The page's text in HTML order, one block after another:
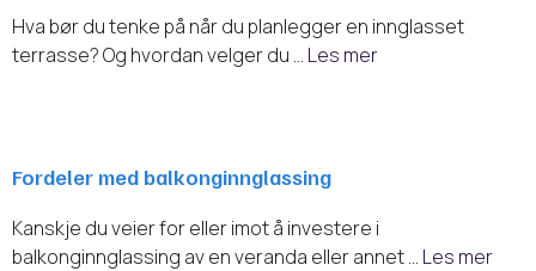
Hva bør du tenke på når du planlegger en innglasset
terrasse? Og hvordan velger du … Les mer
Fordeler med balkonginnglassing
Kanskje du veier for eller imot å investere i
balkonginnglassing av en veranda eller annet … Les mer